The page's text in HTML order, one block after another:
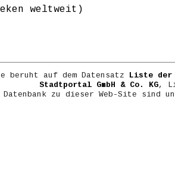
weltweit)
auf dem Datensatz Liste der
Stadtportal GmbH & Co. KG,
Datenbank zu dieser Web-Site sind